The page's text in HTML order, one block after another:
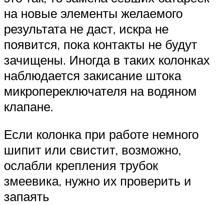
на новые элементы желаемого
результата не даст, искра не
появится, пока контакты не будут
зачищены. Иногда в таких колонках
наблюдается закисание штока
микропереключателя на водяном
клапане.
Если колонка при работе немного
шипит или свистит, возможно,
ослабли крепления трубок
змеевика, нужно их проверить и
запаять